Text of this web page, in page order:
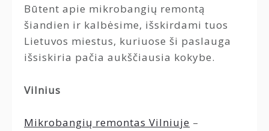
Būtent apie mikrobangių remontą
šiandien ir kalbėsime, išskirdami tuos
Lietuvos miestus, kuriuose ši paslauga
išsiskiria pačia aukščiausia kokybe.
Vilnius
Mikrobangių remontas Vilniuje –